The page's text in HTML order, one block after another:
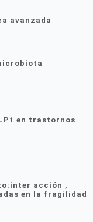
avanzada
en trastornos
acción ,
en la fragilidad